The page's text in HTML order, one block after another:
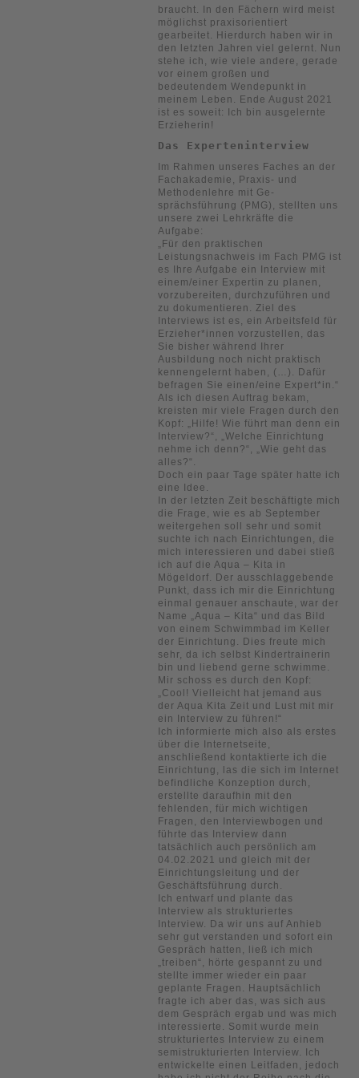
braucht. In den Fächern wird meist
möglichst praxisorientiert
gearbeitet. Hierdurch haben wir in
den letzten Jahren viel gelernt. Nun
stehe ich, wie viele andere, gerade
vor einem großen und
bedeutendem Wendepunkt in
meinem Leben. Ende August 2021
ist es soweit: Ich bin ausgelernte
Erzieherin!
Das Experteninterview
Im Rahmen unseres Faches an der
Fachakademie, Praxis- und
Methodenlehre mit Ge-
sprächsführung (PMG), stellten uns
unsere zwei Lehrkräfte die
Aufgabe:
„Für den praktischen
Leistungsnachweis im Fach PMG ist
es Ihre Aufgabe ein Interview mit
einem/einer Expertin zu planen,
vorzubereiten, durchzuführen und
zu dokumentieren. Ziel des
Interviews ist es, ein Arbeitsfeld für
Erzieher*innen vorzustellen, das
Sie bisher während Ihrer
Ausbildung noch nicht praktisch
kennengelernt haben, (…). Dafür
befragen Sie einen/eine Expert*in.“
Als ich diesen Auftrag bekam,
kreisten mir viele Fragen durch den
Kopf: „Hilfe! Wie führt man denn ein
Interview?“, „Welche Einrichtung
nehme ich denn?“, „Wie geht das
alles?“.
Doch ein paar Tage später hatte ich
eine Idee.
In der letzten Zeit beschäftigte mich
die Frage, wie es ab September
weitergehen soll sehr und somit
suchte ich nach Einrichtungen, die
mich interessieren und dabei stieß
ich auf die Aqua – Kita in
Mögeldorf. Der ausschlaggebende
Punkt, dass ich mir die Einrichtung
einmal genauer anschaute, war der
Name „Aqua – Kita“ und das Bild
von einem Schwimmbad im Keller
der Einrichtung. Dies freute mich
sehr, da ich selbst Kindertrainerin
bin und liebend gerne schwimme.
Mir schoss es durch den Kopf:
„Cool! Vielleicht hat jemand aus
der Aqua Kita Zeit und Lust mit mir
ein Interview zu führen!“
Ich informierte mich also als erstes
über die Internetseite,
anschließend kontaktierte ich die
Einrichtung, las die sich im Internet
befindliche Konzeption durch,
erstellte daraufhin mit den
fehlenden, für mich wichtigen
Fragen, den Interviewbogen und
führte das Interview dann
tatsächlich auch persönlich am
04.02.2021 und gleich mit der
Einrichtungsleitung und der
Geschäftsführung durch.
Ich entwarf und plante das
Interview als strukturiertes
Interview. Da wir uns auf Anhieb
sehr gut verstanden und sofort ein
Gespräch hatten, ließ ich mich
„treiben“, hörte gespannt zu und
stellte immer wieder ein paar
geplante Fragen. Hauptsächlich
fragte ich aber das, was sich aus
dem Gespräch ergab und was mich
interessierte. Somit wurde mein
strukturiertes Interview zu einem
semistrukturierten Interview. Ich
entwickelte einen Leitfaden, jedoch